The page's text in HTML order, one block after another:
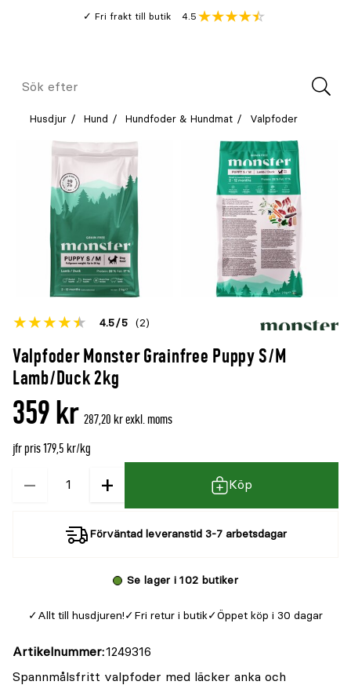
Fri frakt till butik
Genomsnitt
4.5
Meny
Sök
Husdjur Hund Hundfoder & Hundmat Valpfoder
Valpfoder Monster Grainfree Puppy S/M
Lamb/Duck 2kg
Betyget
denna
produkt
4.5 5 (2)
Öppna
recensioner
359 kr 287,20 kr exkl. moms
jfr pris 179,5 kr/kg
−
Kvantitet + Köp
Förväntad leveranstid 3-7 arbetsdagar
Se lager i 102 butiker
Allt till husdjuren! Fri retur i butik Öppet köp i 30 dagar
Artikelnummer 1249316
Spannmålsfritt valpfoder med läcker anka och